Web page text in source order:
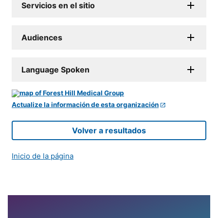
Servicios en el sitio
Audiences
Language Spoken
Actualize la información de esta organización
Volver a resultados
Inicio de la página